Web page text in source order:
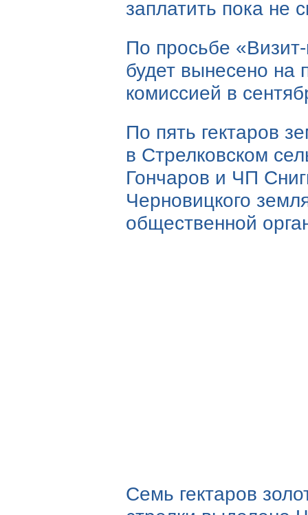
заплатить пока не
По просьбе
будет вынесено на
комиссией в
По пять гектаров
в Стрелковском
Гончаров и ЧП
Черновицкого
общественной
Семь гектаров